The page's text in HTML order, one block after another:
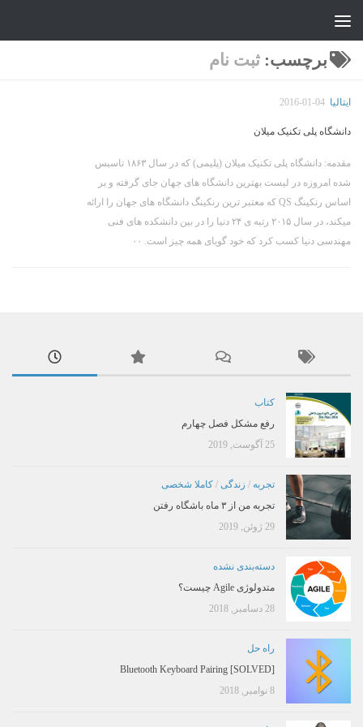
برچسب: ثبت نام
ایتالیا 2016-01-04
دانشگاه پلی تکنیک میلان
مقدمه: دانشگاه پلی تکنیک میلان (پلیمی) که در سال ۱۸۶۳ تاسیس
شده امروزه در لیست بهترین دانشگاه های جهان جای گرفته و بر
اساس رنکینگ QS که معتبر ترین رنکینگ دانشگاه های جهان را ارائه
میکند، در سال ۲۰۱۵ رتبه ی ۲۴ دنیا را در بین دانشکده های فنی
مهندسی دنیا کسب کرد که خود گویای همه چیز است. ۰۰
کتاب
رفع مشکل فصل چهارم
25 آگوست, 2019
تجربه / زندگی / کاملا شخصی
تجربه من از ۳ ماه باشگاه رفتن
29 ژوئن, 2019
دسته‌بندی نشده
متدولوژی Agile چیست؟
28 دسامبر, 2018
راه حل
[SOLVED] Bluetooth Keyboard Pairing
8 نوامبر, 2018